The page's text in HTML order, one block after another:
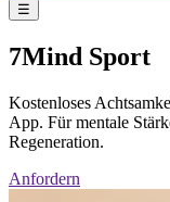
☰
7Mind Sport
Kostenloses
App. Für mentale
Regeneration.
Anfordern